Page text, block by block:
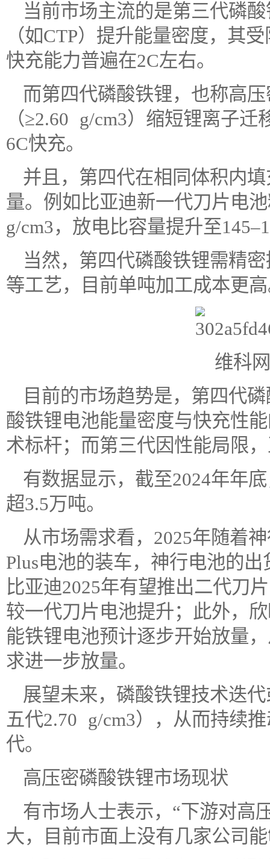
当前市场主流的是第三代磷
（如CTP）提升能量密度，其
快充能力普遍在2C左右。
而第四代磷酸铁锂，也称高
（≥2.60 g/cm3）缩短锂离子
6C快充。
并且，第四代在相同体积内
量。例如比亚迪新一代刀片电
g/cm3，放电比容量提升至
当然，第四代磷酸铁锂需精
等工艺，目前单吨加工成本更
维科
目前的市场趋势是，第四代
酸铁锂电池能量密度与快充性
术标杆；而第三代因性能局限
有数据显示，截至2024年年
超3.5万吨。
从市场需求看，2025年随着
Plus电池的装车，神行电池的
比亚迪2025年有望推出二代刀
较一代刀片电池提升；此外，
能铁锂电池预计逐步开始放量
求进一步放量。
展望未来，磷酸铁锂技术迭
五代2.70 g/cm3），从而持续
代。
高压密磷酸铁锂市场现状
有市场人士表示，“下游对高
大，目前市面上没有几家公司